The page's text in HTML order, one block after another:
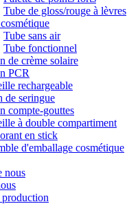
Tube de gloss/rouge à lèvres
Tube sans air
Tube fonctionnel
de crème solaire
PCR
rechargeable
de seringue
compte-gouttes
à double compartiment
en stick
d'emballage cosmétique
nous
production